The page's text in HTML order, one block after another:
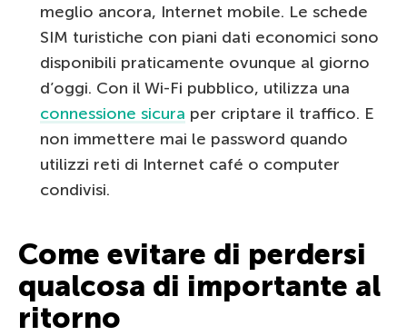
meglio ancora, Internet mobile. Le schede
SIM turistiche con piani dati economici sono
disponibili praticamente ovunque al giorno
d’oggi. Con il Wi-Fi pubblico, utilizza una
connessione sicura per criptare il traffico. E
non immettere mai le password quando
utilizzi reti di Internet café o computer
condivisi.
Come evitare di perdersi
qualcosa di importante al
ritorno